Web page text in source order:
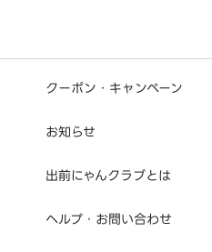
クーポン・キャンペーン
お知らせ
出前にゃんクラブとは
ヘルプ・お問い合わせ